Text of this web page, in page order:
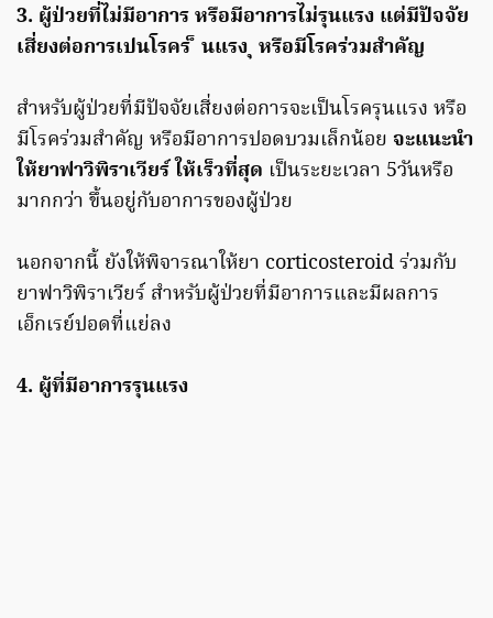
3. ผู้ป่วยที่ไม่มีอาการ หรือมีอาการไม่รุนแรง แต่มีปัจจัย
เสี่ยงต่อการเปนโรคร ็ นแรง ุ หรือมีโรคร่วมสําคัญ
สำหรับผู้ป่วยที่มีปัจจัยเสี่ยงต่อการจะเป็นโรครุนแรง หรือ
มีโรคร่วมสำคัญ หรือมีอาการปอดบวมเล็กน้อย จะแนะนำ
ให้ยาฟาวิพิราเวียร์ ให้เร็วที่สุด เป็นระยะเวลา 5วันหรือ
มากกว่า ขึ้นอยู่กับอาการของผู้ป่วย
นอกจากนี้ ยังให้พิจารณาให้ยา corticosteroid ร่วมกับ
ยาฟาวิพิราเวียร์ สำหรับผู้ป่วยที่มีอาการและมีผลการ
เอ็กเรย์ปอดที่แย่ลง
4. ผู้ที่มีอาการรุนแรง